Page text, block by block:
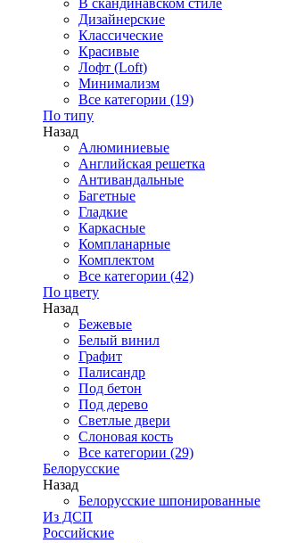
В скандинавском стиле
Дизайнерские
Классические
Красивые
Лофт (Loft)
Минимализм
Все категории (19)
По типу
Назад
Алюминиевые
Английская решетка
Антивандальные
Багетные
Гладкие
Каркасные
Компланарные
Комплектом
Все категории (42)
По цвету
Назад
Бежевые
Белый винил
Графит
Палисандр
Под бетон
Под дерево
Светлые двери
Слоновая кость
Все категории (29)
Белорусские
Назад
Белорусские шпонированные
Из ДСП
Российские